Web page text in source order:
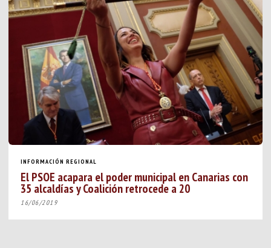
INFORMACIÓN REGIONAL
El PSOE acapara el poder municipal en Canarias con
35 alcaldías y Coalición retrocede a 20
16/06/2019